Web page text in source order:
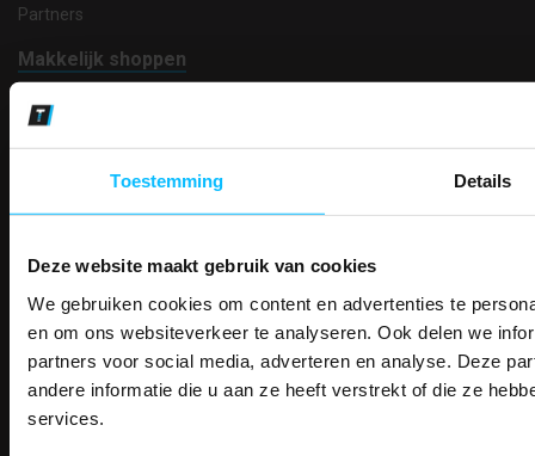
Toestemming Details
Deze website maakt gebruik van cookies
We gebruiken cookies om content en advertenties te
en om ons websiteverkeer te analyseren. Ook delen we
partners voor social media, adverteren en analyse. Deze
andere informatie die u aan ze heeft verstrekt of die ze
services.
Partners
Makkelijk shoppen
Bedruk- en borduurservice
Betaalwijze
Inschrijven
Contact
TEACO VOF
ONTVANG
KORTING OP
PAK